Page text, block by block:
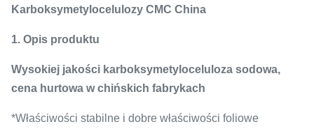
Karboksymetylocelulozy CMC China
1. Opis produktu
Wysokiej jakości karboksymetyloceluloza sodowa,
cena hurtowa w chińskich fabrykach
*Właściwości stabilne i dobre właściwości foliowe